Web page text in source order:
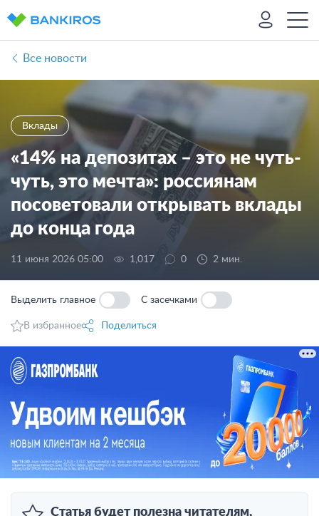
Все новости
Вклады
«14% на депозитах – это не чуть-
чуть, это мечта»: россиянам
посоветовали открывать вклады
до конца года
11 июня 2026 05:00 1,017 0 2 мин.
Выделить главное С засечками
В избранное Поделиться
Статья будет полезна читателям,